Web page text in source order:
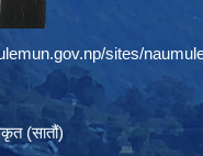
sites/
(सातौं)